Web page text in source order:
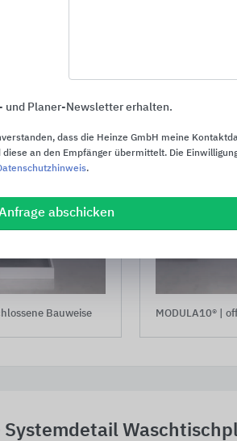
Bauweise MODULA10® |
Systemdetail
und Planer-Newsletter erhalten.
dass die Heinze GmbH meine
an den Empfänger übermittelt. Die
.
abschicken